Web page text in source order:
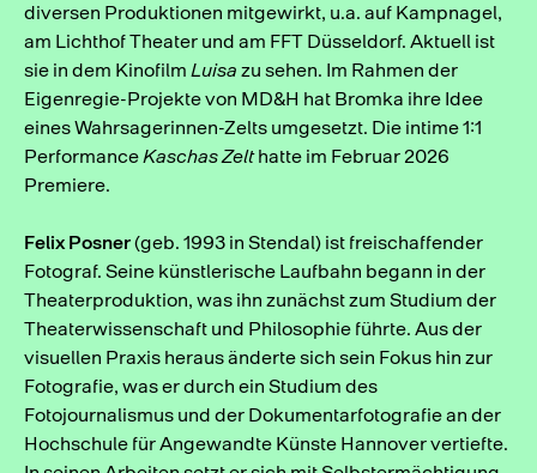
diversen Produktionen mitgewirkt, u.a. auf Kampnagel,
am Lichthof Theater und am FFT Düsseldorf. Aktuell ist
sie in dem Kinofilm Luisa zu sehen. Im Rahmen der
Eigenregie-Projekte von MD&H hat Bromka ihre Idee
eines Wahrsagerinnen-Zelts umgesetzt. Die intime 1:1
PerformanceKaschas Zelthatte im Februar 2026
Premiere.
Felix Posner(geb. 1993 in Stendal) ist freischaffender
Fotograf. Seine künstlerische Laufbahn begann in der
Theaterproduktion, was ihn zunächst zum Studium der
Theaterwissenschaft und Philosophie führte. Aus der
visuellen Praxis heraus änderte sich sein Fokus hin zur
Fotografie, was er durch ein Studium des
Fotojournalismus und der Dokumentarfotografie an der
Hochschule für Angewandte Künste Hannover vertiefte.